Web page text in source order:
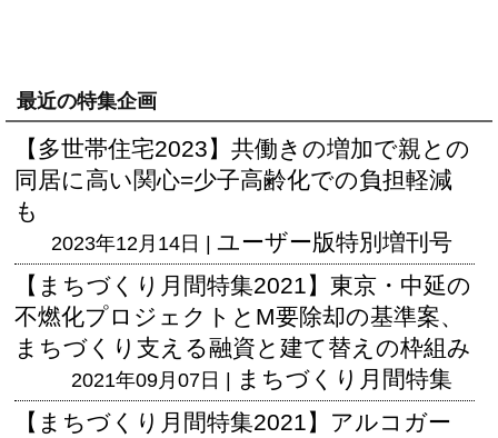
最近の特集企画
【多世帯住宅2023】共働きの増加で親との
同居に高い関心=少子高齢化での負担軽減
も
2023年12月14日 | ユーザー版特別増刊号
【まちづくり月間特集2021】東京・中延の
不燃化プロジェクトとM要除却の基準案、
まちづくり支える融資と建て替えの枠組み
2021年09月07日 | まちづくり月間特集
【まちづくり月間特集2021】アルコガー